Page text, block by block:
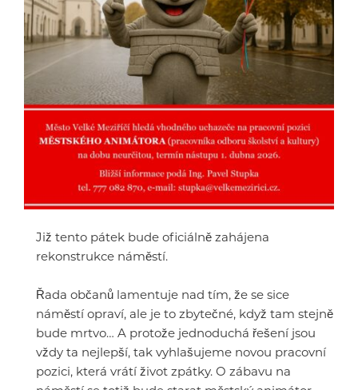
Již tento pátek bude oficiálně zahájena
rekonstrukce náměstí.
Řada občanů lamentuje nad tím, že se sice
náměstí opraví, ale je to zbytečné, když tam stejně
bude mrtvo… A protože jednoduchá řešení jsou
vždy ta nejlepší, tak vyhlašujeme novou pracovní
pozici, která vrátí život zpátky. O zábavu na